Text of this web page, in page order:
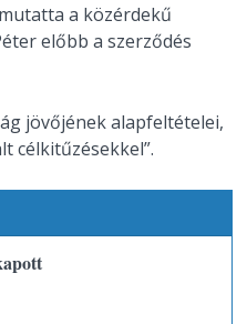
a közérdekű
előbb a szerződés
jövőjének alapfeltételei,
célkitűzésekkel”.